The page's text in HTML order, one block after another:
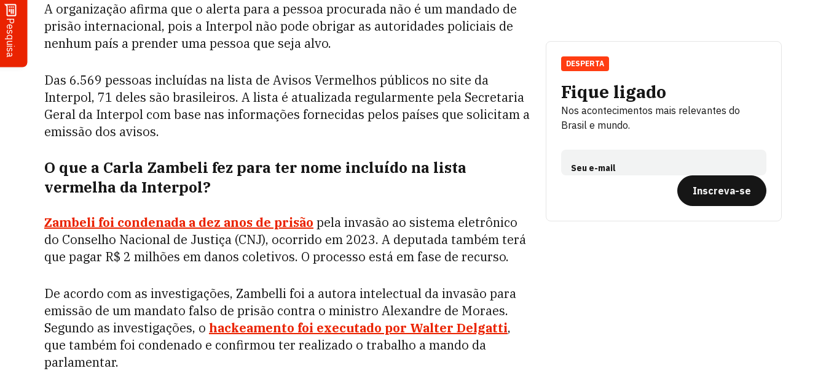
Pesquisa
A organização afirma que o alerta para a pessoa procurada não é um mandado de
prisão internacional, pois a Interpol não pode obrigar as autoridades policiais de
nenhum país a prender uma pessoa que seja alvo.
Das 6.569 pessoas incluídas na lista de Avisos Vermelhos públicos no site da
Interpol, 71 deles são brasileiros. A lista é atualizada regularmente pela Secretaria
Geral da Interpol com base nas informações fornecidas pelos países que solicitam a
emissão dos avisos.
O que a Carla Zambeli fez para ter nome incluído na lista
vermelha da Interpol?
Zambeli foi condenada a dez anos de prisão pela invasão ao sistema eletrônico
do Conselho Nacional de Justiça (CNJ), ocorrido em 2023. A deputada também terá
que pagar R$ 2 milhões em danos coletivos. O processo está em fase de recurso.
De acordo com as investigações, Zambelli foi a autora intelectual da invasão para
emissão de um mandato falso de prisão contra o ministro Alexandre de Moraes.
Segundo as investigações, o hackeamento foi executado por Walter Delgatti,
que também foi condenado e confirmou ter realizado o trabalho a mando da
parlamentar.
Fique ligado
Nos acontecimentos mais relevantes do
Brasil e mundo.
Seu e-mail
Inscreva-se
DESPERTA